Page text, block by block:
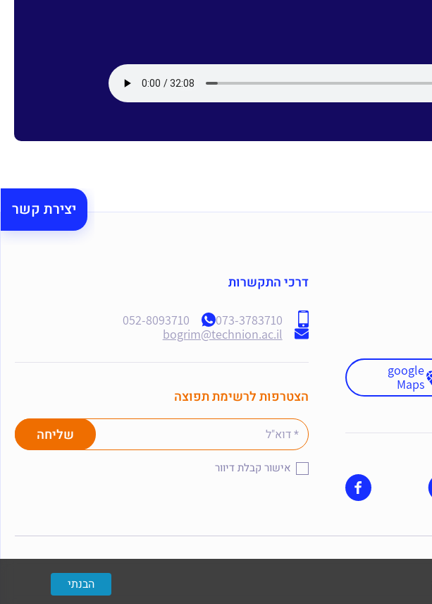
יצירת קשר
google
Maps
דרכי התקשרות
073-3783710
052-8093710
bogrim@technion.ac.il
הצטרפות לרשימת תפוצה
אישור קבלת דיוור
הבנתי